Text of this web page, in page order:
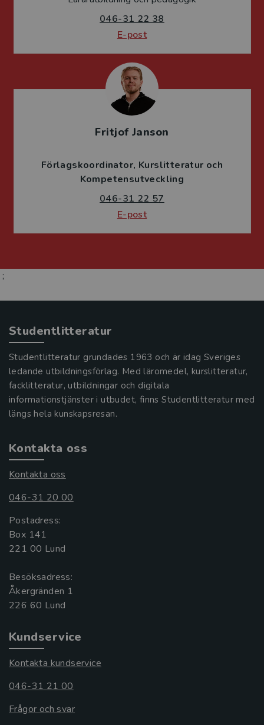
046-31 22 38
E-post
Fritjof Janson
Förlagskoordinator Kurslitteratur och
Kompetensutveckling
046-31 22 57
E-post
;
Studentlitteratur
Studentlitteratur grundades 1963 och är idag Sveriges
ledande utbildningsförlag. Med läromedel, kurslitteratur,
facklitteratur, utbildningar och digitala
informationstjänster i utbudet, finns Studentlitteratur med
längs hela kunskapsresan.
Kontakta oss
Kontakta oss
046-31 20 00
Postadress:
Box 141
221 00 Lund
Besöksadress:
Åkergränden 1
Kundservice
Kontakta kundservice
046-31 21 00
Frågor och svar